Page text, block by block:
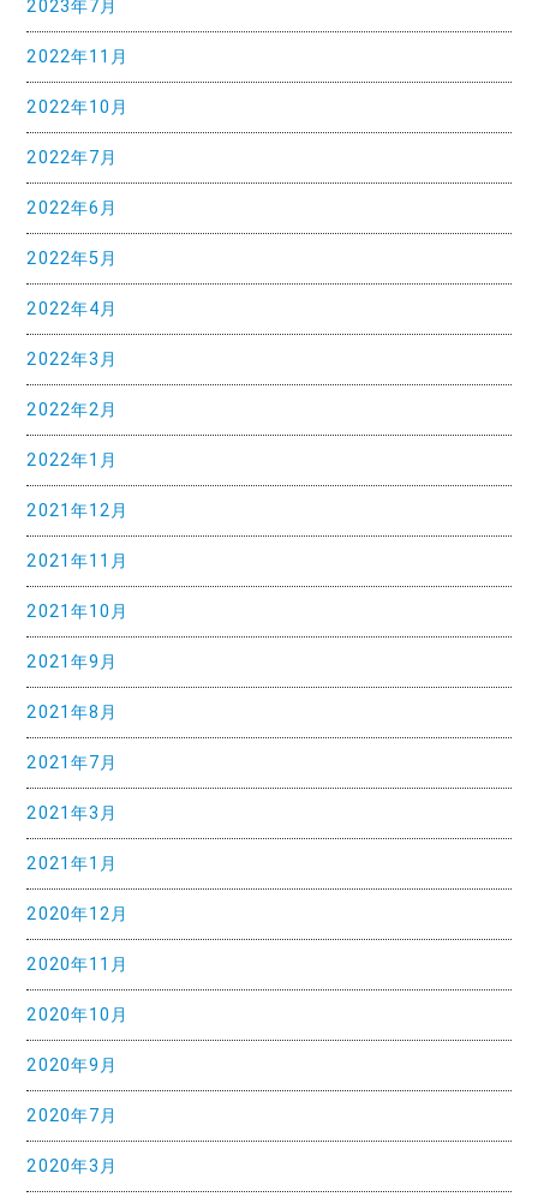
シ
ョ
ン
2023年7月
2022年11月
2022年10月
2022年7月
2022年6月
2022年5月
2022年4月
2022年3月
2022年2月
2022年1月
2021年12月
2021年11月
2021年10月
2021年9月
2021年8月
2021年7月
2021年3月
2021年1月
2020年12月
2020年11月
2020年10月
2020年9月
2020年7月
2020年3月